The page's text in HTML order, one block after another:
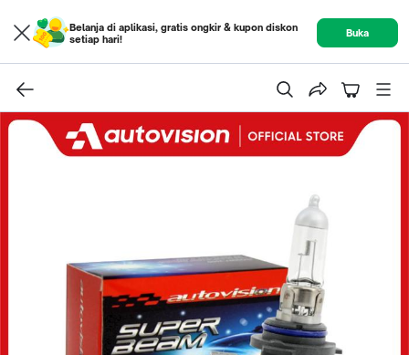
Belanja di aplikasi, gratis ongkir & kupon diskon
setiap hari!
Buka